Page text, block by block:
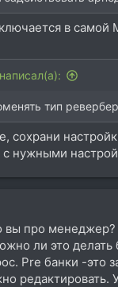
в
тип
сохрани
нужными
вы про менеджер?
ли это делать
Pre банки -это
редактировать.